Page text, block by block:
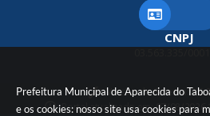
Prefeitura Municipal de Aparecida do
e os cookies: nosso site usa cookies para
CNPJ
Versão do Sistema:
Portal atualizado em:07/08/2026